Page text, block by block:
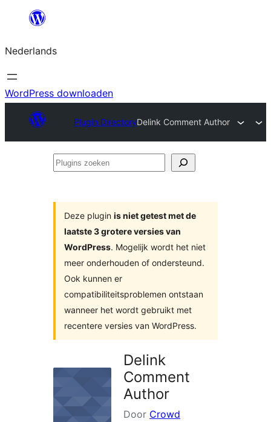
de
inhoud
Nederlands
WordPress downloaden
Plugin DirectoryDelink Comment Author
Plugins
Deze plugin is niet getest met de
laatste 3 grotere versies van
WordPress. Mogelijk wordt het niet
meer onderhouden of ondersteund.
Ook kunnen er
compatibiliteitsproblemen ontstaan
wanneer het wordt gebruikt met
recentere versies van WordPress.
Delink
Comment
Author
Door Crowd